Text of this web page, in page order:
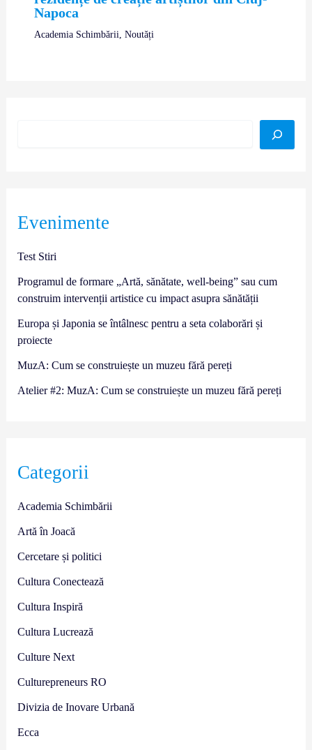
Napoca
Academia Schimbării Noutăți
Evenimente
Test Stiri
Programul de formare „Artă, sănătate, well-being” sau cum
construim intervenții artistice cu impact asupra sănătății
Europa și Japonia se întâlnesc pentru a seta colaborări și
proiecte
MuzA: Cum se construiește un muzeu fără pereți
Atelier #2: MuzA: Cum se construiește un muzeu fără pereți
Categorii
Academia Schimbării
Artă în Joacă
Cercetare și politici
Cultura Conectează
Cultura Inspiră
Cultura Lucrează
Culture Next
Culturepreneurs RO
Divizia de Inovare Urbană
Ecca